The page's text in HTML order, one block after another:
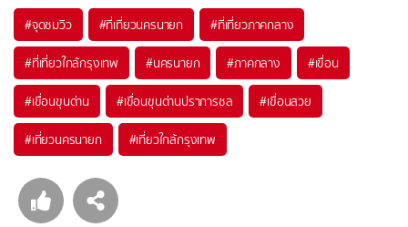
#จุดชมวิว #ที่เที่ยวนครนายก #ที่เที่ยวภาคกลาง
#ที่เที่ยวใกล้กรุงเทพ #นครนายก #ภาคกลาง #เขื่อน
#เขื่อนขุนด่าน #เขื่อนขุนด่านปราการชล #เขื่อนสวย
#เที่ยวนครนายก #เที่ยวใกล้กรุงเทพ